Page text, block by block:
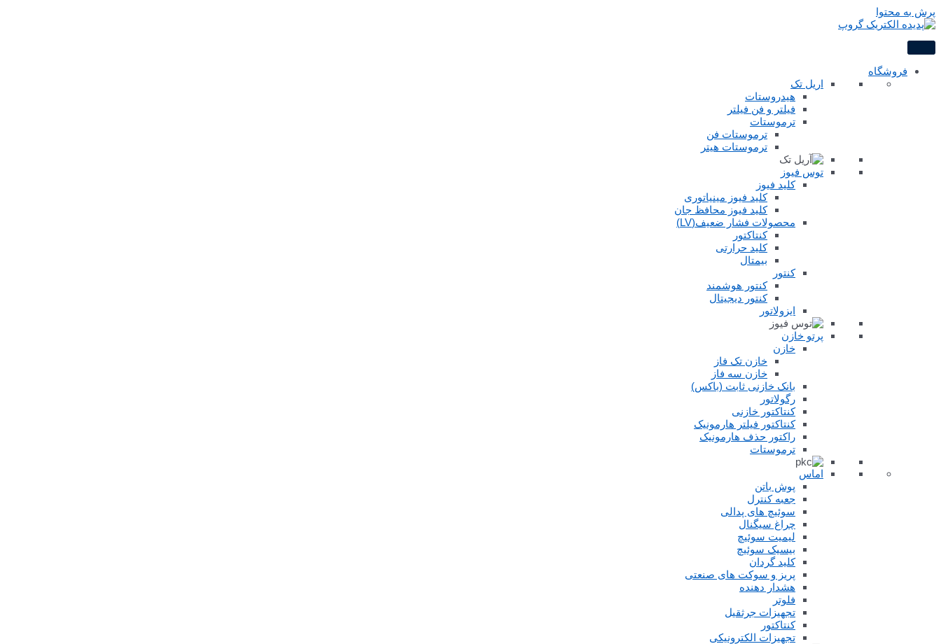
پرش به محتوا
فروشگاه
اریل تک
هیدروستات
فیلتر و فن فیلتر
ترموستات
ترموستات فن
ترموستات هیتر
توس فیوز
کلید فیوز
کلید فیوز مینیاتوری
کلید فیوز محافظ جان
محصولات فشار ضعیف(LV)
کنتاکتور
کلید حرارتی
بیمتال
کنتور
کنتور هوشمند
کنتور دیجیتال
ایزولاتور
پرتو خازن
خازن
خازن تک فاز
خازن سه فاز
بانک خازنی ثابت (باکس)
رگولاتور
کنتاکتور خازنی
کنتاکتور فیلتر هارمونیک
راکتور حذف هارمونیک
ترموستات
اماس
پوش باتن
جعبه کنترل
سوئیچ های پدالی
چراغ سیگنال
لیمیت سوئیچ
بیسیک سوئیچ
کلید گردان
پریز و سوکت های صنعتی
هشدار دهنده
فلوتر
تجهیزات جرثقیل
کنتاکتور
تجهیزات الکترونیکی